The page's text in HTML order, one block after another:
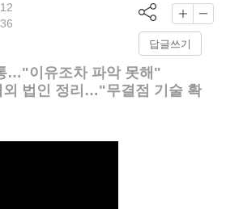
답글쓰기
…"이유조차 파악 못해"
외 법인 정리…"무결점 기술 확